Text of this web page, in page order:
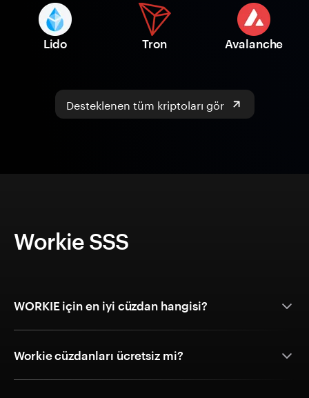
Lido Tron Avalanche
Desteklenen tüm kriptoları gör
Workie SSS
WORKIE için en iyi cüzdan hangisi?
Workie cüzdanları ücretsiz mi?